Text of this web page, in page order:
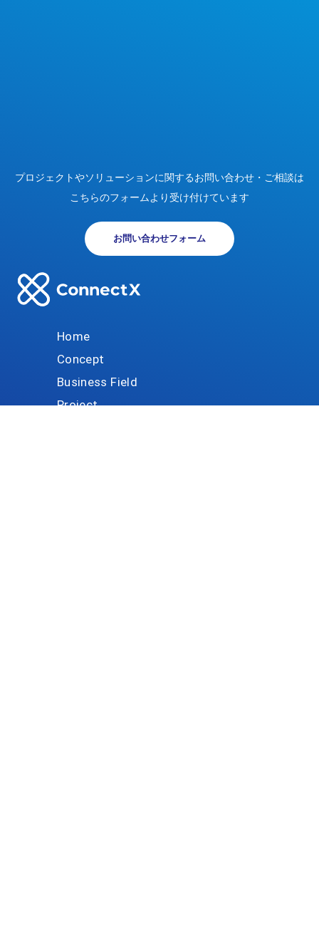
プロジェクトやソリューションに関するお問い合わせ・ご相談は
こちらのフォームより受け付けています
お問い合わせフォーム